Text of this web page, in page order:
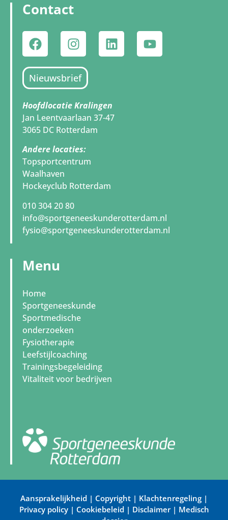
Contact
Nieuwsbrief
Hoofdlocatie Kralingen
Jan Leentvaarlaan 37-47
3065 DC Rotterdam
Andere locaties:
Topsportcentrum
Waalhaven
Hockeyclub Rotterdam
010 304 20 80
info@sportgeneeskunderotterdam.nl
fysio@sportgeneeskunderotterdam.nl
Menu
Home
Sportgeneeskunde
Sportmedische
onderzoeken
Fysiotherapie
Leefstijlcoaching
Trainingsbegeleiding
Vitaliteit voor bedrijven
Aansprakelijkheid | Copyright | Klachtenregeling |
Privacy policy| Cookiebeleid| Disclaimer| Medisch